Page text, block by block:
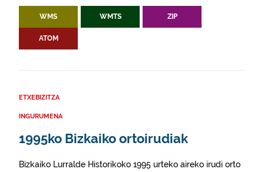
WMS WMTS ZIP
ATOM
ETXEBIZITZA
INGURUMENA
1995ko Bizkaiko ortoirudiak
Bizkaiko Lurralde Historikoko 1995 urteko aireko irudi orto